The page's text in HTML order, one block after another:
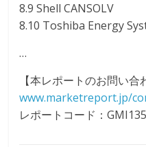
8.9 Shell CANSOLV
8.10 Toshiba Energy
…
【本レポートのお問い合
www.marketreport.jp/
レポートコード：